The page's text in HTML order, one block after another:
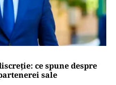
ce spune despre
sale